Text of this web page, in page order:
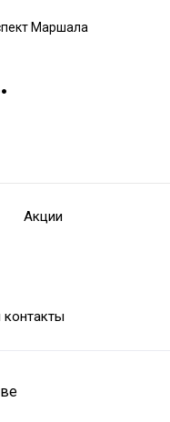
Маршала
Акции
контакты